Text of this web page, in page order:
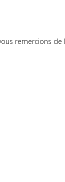
remercions